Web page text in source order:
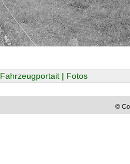
Fahrzeugportait | Fotos
©